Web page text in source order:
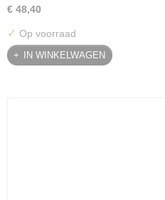
€ 48,40
✓ Op voorraad
IN WINKELWAGEN